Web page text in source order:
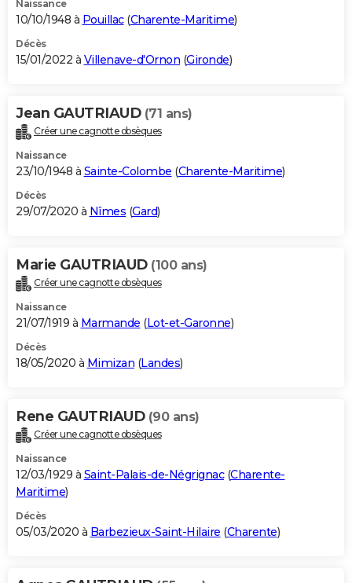
Naissance
10/10/1948 à Pouillac(Charente-Maritime)
Décès
15/01/2022 à Villenave-d'Ornon (Gironde)
Jean GAUTRIAUD (71 ans)
Créer une cagnotte obsèques
Naissance
23/10/1948 à Sainte-Colombe (Charente-Maritime)
Décès
29/07/2020 à Nîmes (Gard)
Marie GAUTRIAUD (100 ans)
Créer une cagnotte obsèques
Naissance
21/07/1919 à Marmande (Lot-et-Garonne)
Décès
18/05/2020 à Mimizan (Landes)
Rene GAUTRIAUD (90 ans)
Créer une cagnotte obsèques
Naissance
12/03/1929 à Saint-Palais-de-Négrignac(Charente-
Maritime)
Décès
05/03/2020 à Barbezieux-Saint-Hilaire (Charente)